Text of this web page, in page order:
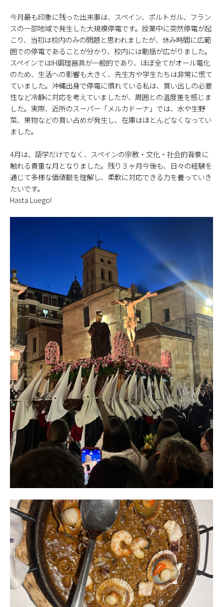
今月最も印象に残った出来事は、スペイン、ポルトガル、フラン
スの一部地域で発生した大規模停電です。授業中に突然停電が起
こり、当初は校内のみの問題と思われましたが、休み時間に広範
囲での停電であることが分かり、校内には動揺が広がりました。
スペインではIH調理器具が一般的であり、ほぼ全てがオール電化
のため、生活への影響も大きく、先生方や学生たちは非常に慌て
ていました。沖縄出身で停電に慣れている私は、買い出しの必要
性など冷静に対応を考えていましたが、周囲との温度差を感じま
した。実際、近所のスーパー「メルカドーナ」では、水や生野
菜、果物などの買い占めが発生し、在庫はほとんどなくなってい
ました。
4月は、語学だけでなく、スペインの宗教・文化・社会的背景に
触れる貴重な月となりました。残り３ヶ月今後も、日々の経験を
通じて多様な価値観を理解し、柔軟に対応できる力を養っていき
たいです。
Hasta Luego!